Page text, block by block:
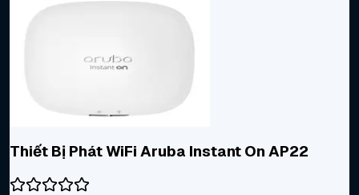
Thiết Bị Phát WiFi Aruba Instant On AP22